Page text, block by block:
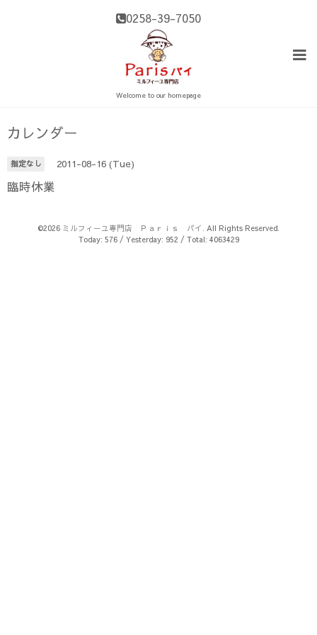
0258-39-7050
Welcome to our homepage
カレンダー
指定なし 2011-08-16 (Tue)
臨時休業
©2026 ミルフィーユ専門店 Ｐａｒｉｓ パイ . All Rights Reserved.
Today: 576/ Yesterday: 952 / Total: 4063429